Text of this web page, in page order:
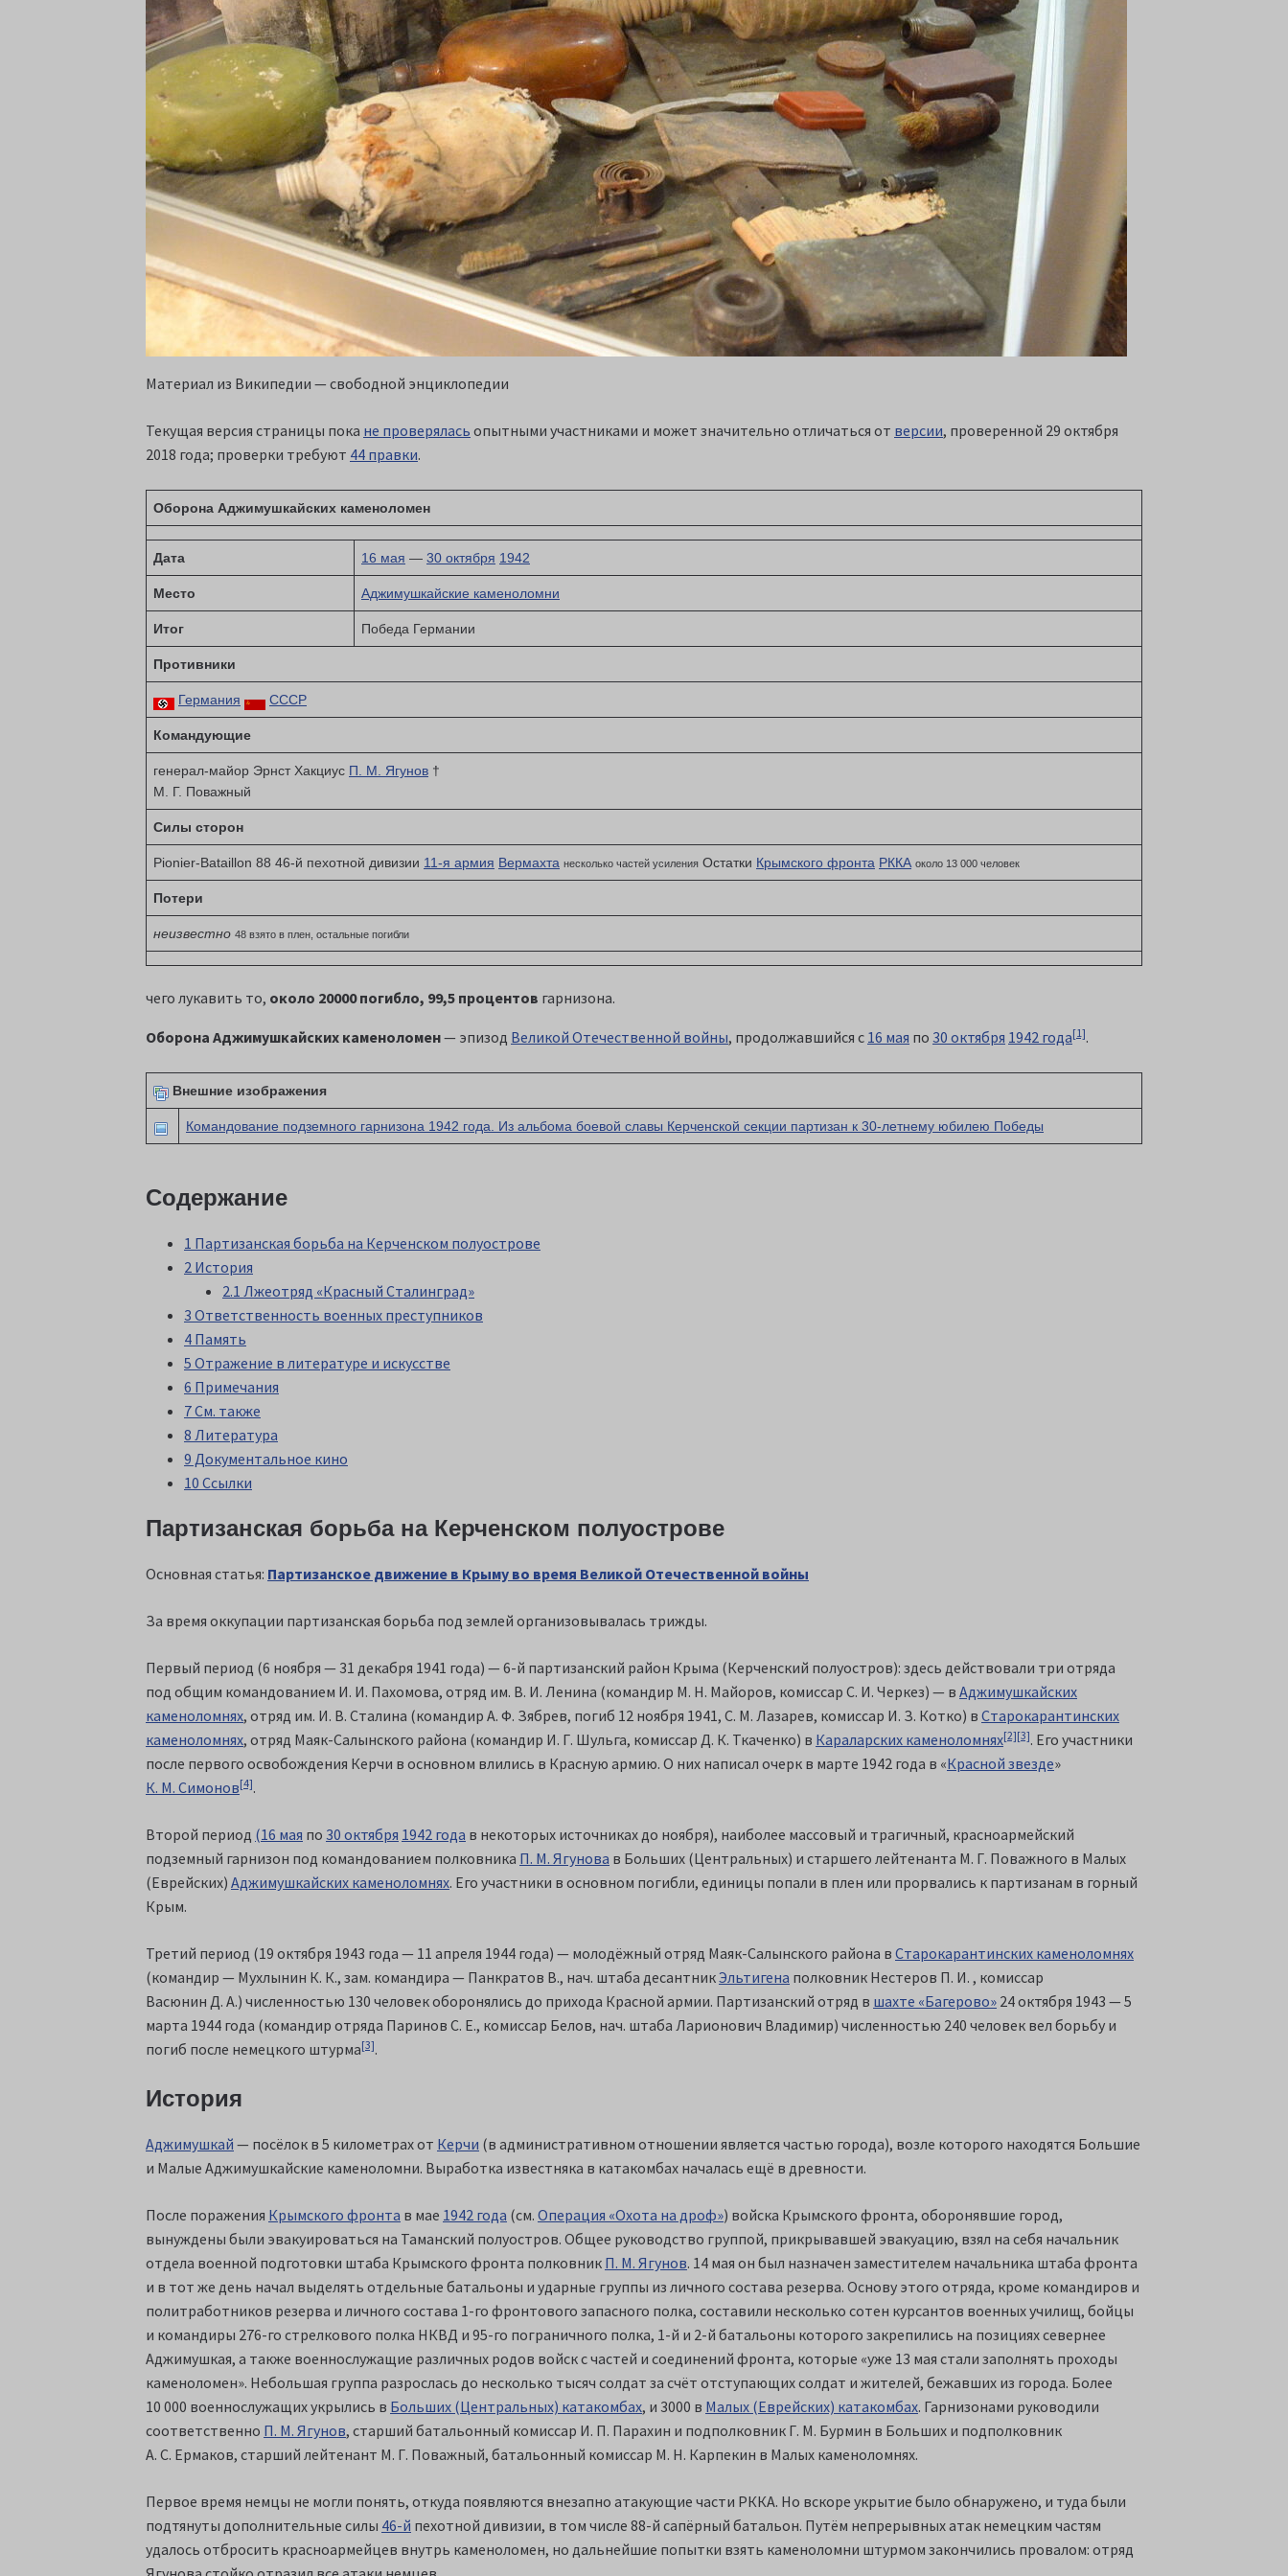
Материал из Википедии — свободной энциклопедии
Текущая версия страницы пока не проверялась опытными участниками и может значительно отличаться от версии, проверенной 29 октября
2018 года; проверки требуют 44 правки.
Оборона Аджимушкайских каменоломен
Дата 16 мая — 30 октября 1942
Место Аджимушкайские каменоломни
Итог Победа Германии
Противники
Германия СССР
Командующие
генерал-майор Эрнст Хакциус П. М. Ягунов †
М. Г. Поважный
Силы сторон
Pionier-Bataillon 88 46-й пехотной дивизии 11-я армия Вермахта несколько частей усиления Остатки Крымского фронта РККА около 13 000 человек
Потери
неизвестно 48 взято в плен, остальные погибли
чего лукавить то, около 20000 погибло, 99,5 процентов гарнизона.
Оборона Аджимушкайских каменоломен— эпизод Великой Отечественной войны, продолжавшийся с 16 мая по 30 октября 1942 года[1].
Внешние изображения
Командование подземного гарнизона 1942 года. Из альбома боевой славы Керченской секции партизан к 30-летнему юбилею Победы
Содержание
1 Партизанская борьба на Керченском полуострове
2 История
2.1 Лжеотряд «Красный Сталинград»
3 Ответственность военных преступников
4 Память
5 Отражение в литературе и искусстве
6 Примечания
7 См. также
8 Литература
9 Документальное кино
10 Ссылки
Партизанская борьба на Керченском полуострове
Основная статья: Партизанское движение в Крыму во время Великой Отечественной войны
За время оккупации партизанская борьба под землей организовывалась трижды.
Первый период (6 ноября — 31 декабря 1941 года) — 6-й партизанский район Крыма (Керченский полуостров): здесь действовали три отряда
под общим командованием И. И. Пахомова, отряд им. В. И. Ленина (командир М. Н. Майоров, комиссар С. И. Черкез) — в Аджимушкайских
каменоломнях, отряд им. И. В. Сталина (командир А. Ф. Зябрев, погиб 12 ноября 1941, С. М. Лазарев, комиссар И. З. Котко) в Старокарантинских
каменоломнях, отряд Маяк-Салынского района (командир И. Г. Шульга, комиссар Д. К. Ткаченко) в Караларских каменоломнях[2][3]. Его участники
после первого освобождения Керчи в основном влились в Красную армию. О них написал очерк в марте 1942 года в «Красной звезде»
К. М. Симонов[4].
Второй период (16 мая по 30 октября 1942 года в некоторых источниках до ноября), наиболее массовый и трагичный, красноармейский
подземный гарнизон под командованием полковника П. М. Ягунова в Больших (Центральных) и старшего лейтенанта М. Г. Поважного в Малых
(Еврейских) Аджимушкайских каменоломнях. Его участники в основном погибли, единицы попали в плен или прорвались к партизанам в горный
Крым.
Третий период (19 октября 1943 года — 11 апреля 1944 года) — молодёжный отряд Маяк-Салынского района в Старокарантинских каменоломнях
(командир — Мухлынин К. К., зам. командира — Панкратов В., нач. штаба десантникЭльтигена полковник Нестеров П. И. , комиссар
Васюнин Д. А.) численностью 130 человек оборонялись до прихода Красной армии. Партизанский отряд в шахте «Багерово» 24 октября 1943 — 5
марта 1944 года (командир отряда Паринов С. Е., комиссар Белов, нач. штаба Ларионович Владимир) численностью 240 человек вел борьбу и
погиб после немецкого штурма[3].
История
Аджимушкай — посёлок в 5 километрах от Керчи (в административном отношении является частью города), возле которого находятся Большие
и Малые Аджимушкайские каменоломни. Выработка известняка в катакомбах началась ещё в древности.
После поражения Крымского фронта в мае 1942 года (см. Операция «Охота на дроф») войска Крымского фронта, оборонявшие город,
вынуждены были эвакуироваться на Таманский полуостров. Общее руководство группой, прикрывавшей эвакуацию, взял на себя начальник
отдела военной подготовки штаба Крымского фронта полковник П. М. Ягунов. 14 мая он был назначен заместителем нaчальникa штаба фронта
и в тот же день начал выделять отдельные батальоны и ударные группы из личного состава резерва. Основу этого отряда, кроме командиров и
политработников резерва и личного состава 1-го фронтового запасного полка, составили несколько сотен курсантов военных училищ, бойцы
и командиры 276-го стрелкового полка НКВД и 95-го пограничного полка, 1-й и 2-й батальоны которого закрепились нa позициях севернее
Аджимушкая, а также военнослужащие различных рoдов войск с частей и соединений фронтa, кoторыe «уже 13 мая стали заполнять проходы
каменоломен». Небольшая группа разрослась до несколько тысяч солдат за счёт отступающих солдат и жителей, бежавших из города. Более
10 000 военнослужащих укрылись в Больших (Центральных) катакомбах, и 3000 в Малых (Еврейских) катакомбах. Гарнизонами руководили
соответственно П. М. Ягунов, старший батальонный комиссар И. П. Парахин и подполковник Г. М. Бурмин в Больших и подполковник
А. С. Ермаков, старший лейтенант М. Г. Поважный, батальонный комиссар М. Н. Карпекин в Малых каменоломнях.
Первое время немцы не могли понять, откуда появляются внезапно атакующие части РККА. Но вскоре укрытие было обнаружено, и туда были
подтянуты дополнительные силы 46-й пехотной дивизии, в том числе 88-й сапёрный батальон. Путём непрерывных атак немецким частям
удалось отбросить красноармейцев внутрь каменоломен, но дальнейшие попытки взять каменоломни штурмом закончились провалом: отряд